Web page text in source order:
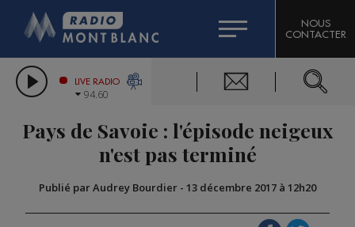
LES CHRONIQUES DE L'EXPERT
CITIZEN MACHINERY
GRAND MASSIF DOMAINES SKIABLES
BIGARD
COMPAGNIE DU MONT-BLANC
NOUS
CONTACTER
LIVE RADIO
94.60
Pays de Savoie : l'épisode neigeux
n'est pas terminé
Publié par Audrey Bourdier - 13 décembre 2017 à 12h20